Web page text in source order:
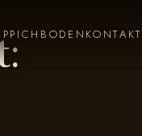
KONTAKT